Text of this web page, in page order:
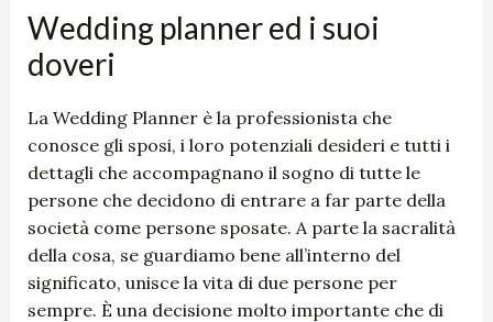
Wedding planner ed i suoi
doveri
La Wedding Planner è la professionista che
conosce gli sposi, i loro potenziali desideri e tutti i
dettagli che accompagnano il sogno di tutte le
persone che decidono di entrare a far parte della
società come persone sposate. A parte la sacralità
della cosa, se guardiamo bene all’interno del
significato, unisce la vita di due persone per
sempre. È una decisione molto importante che di